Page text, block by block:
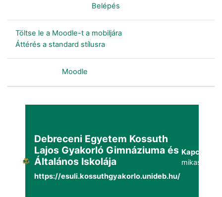
Belépés
Töltse le a Moodle-t a mobiljára
Áttérés a standard stílusra
Moodle
Debreceni Egyetem Kossuth
Lajos Gyakorló Gimnáziuma és
Általános Iskolája
https://esuli.kossuthgyakorlo.unideb.hu/
Kapcsolat: